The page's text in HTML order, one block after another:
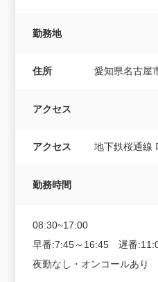
勤務地
住所 愛知県名古屋
アクセス
アクセス 地下鉄桜通線
勤務時間
08:30~17:00
早番:7:45～16:45 遅番
夜勤なし・オンコールあ